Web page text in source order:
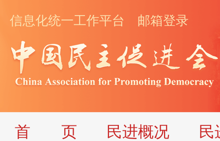
信息化统一工作平台 邮箱登录
首 页 民进概况
民